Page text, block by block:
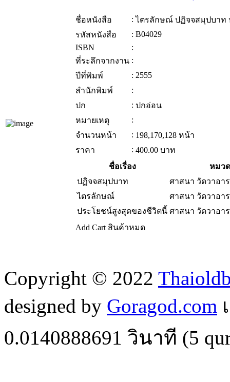
ชื่อหนังสือ : ไตรลักษณ์ ปฏิจจสมุปบาท
รหัสหนังสือ
: B04029
ISBN
:
ที่ระลึกจากงาน :
ปีที่พิมพ์
: 2555
สำนักพิมพ์
:
ปก
: ปกอ่อน
หมายเหตุ
:
จำนวนหน้า
: 198,170,128 หน้า
ราคา
: 400.00 บาท
ชื่อเรื่อง
หมว
ปฏิจจสมุปบาท
ศาสนา วัดวาอา
ไตรลักษณ์
ศาสนา วัดวาอา
ประโยชน์สูงสุดของชีวิตนี้ ศาสนา วัดวาอา
Add Cart สินค้าหมด
Copyright © 2022
designed by Goragod.com
0.0140888691 วินาที (5